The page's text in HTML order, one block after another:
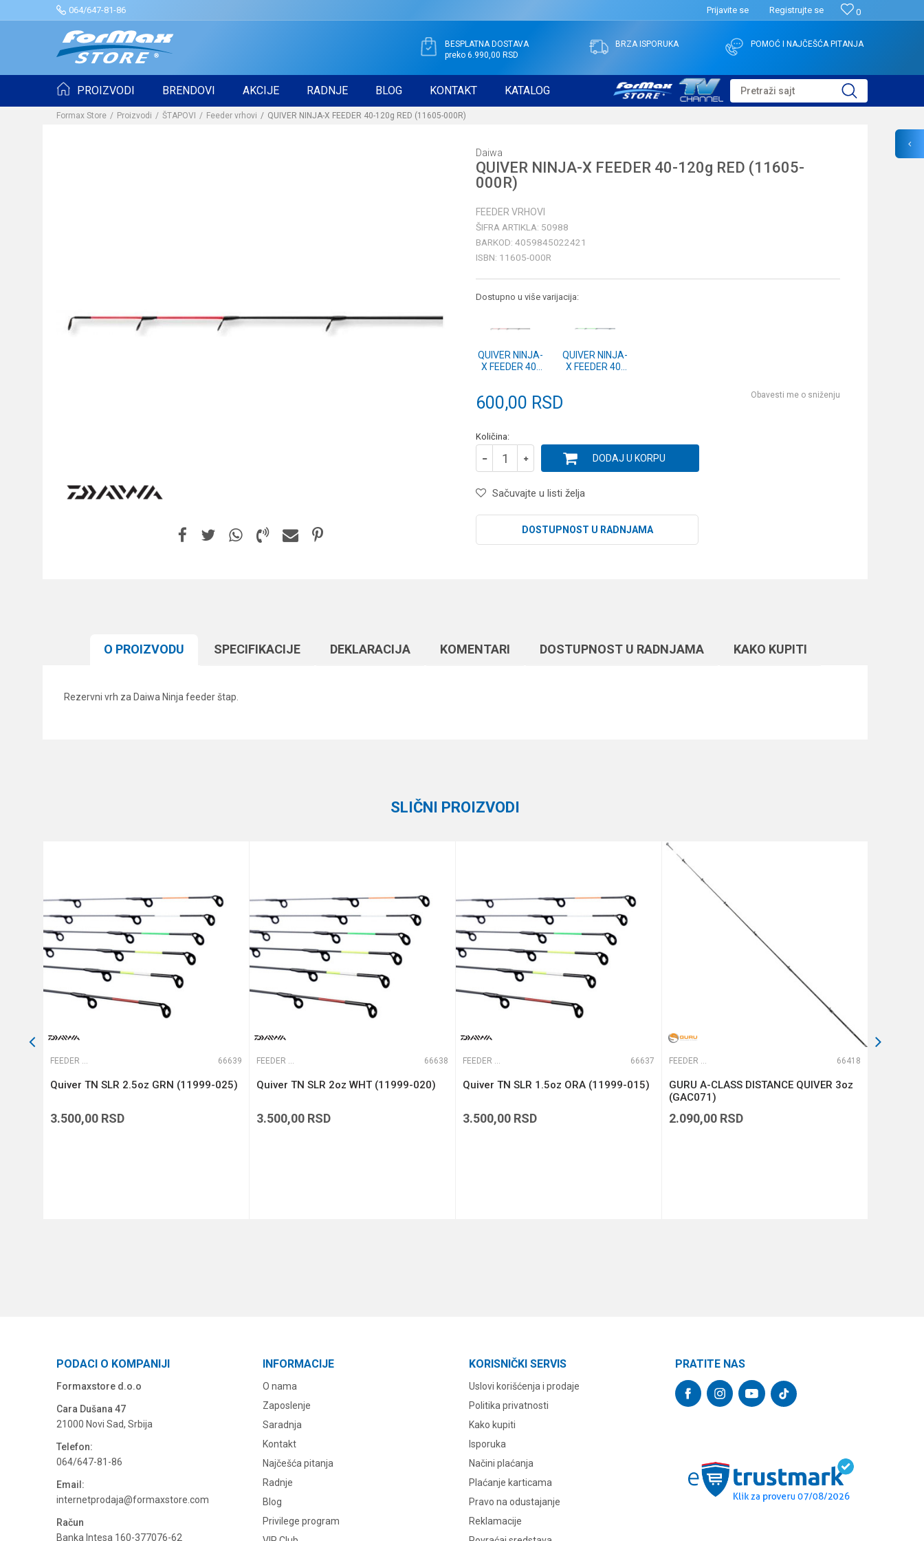
064/647-81-86 0
Prijavite se Registrujte se
BESPLATNA DOSTAVA
preko 6.990,00 RSD
BRZA ISPORUKA POMOĆ I NAJČEŠĆA PITANJA
PROIZVODI BRENDOVI AKCIJE RADNJE BLOG KONTAKT KATALOG Pretraži sajt
Formax Store Proizvodi ŠTAPOVI Feeder vrhovi QUIVER NINJA-X FEEDER 40-120g RED (11605-000R)
Daiwa
QUIVER NINJA-X FEEDER 40-120g RED (11605-
000R)
FEEDER VRHOVI
ŠIFRA ARTIKLA: 50988
BARKOD: 4059845022421
ISBN: 11605-000R
Dostupno u više varijacija:
QUIVER NINJA-
X FEEDER 40-
QUIVER NINJA-
X FEEDER 40-
600,00 RSD Obavesti me o sniženju
Količina:
DODAJ U KORPU
Sačuvajte u listi želja
DOSTUPNOST U RADNJAMA
O PROIZVODU SPECIFIKACIJЕ DEKLARACIJA KOMENTARI DOSTUPNOST U RADNJAMA KAKO KUPITI
Rezervni vrh za Daiwa Ninja feeder štap.
SLIČNI PROIZVODI
FEEDER VRHOVI 66639
Quiver TN SLR 2.5oz GRN (11999-025)
3.500,00 RSD
FEEDER VRHOVI 66638
Quiver TN SLR 2oz WHT (11999-020)
3.500,00 RSD
FEEDER VRHOVI 66637
Quiver TN SLR 1.5oz ORA (11999-015)
3.500,00 RSD
FEEDER VRHOVI 66418
GURU A-CLASS DISTANCE QUIVER 3oz
(GAC071)
2.090,00 RSD
PODACI O KOMPANIJI
Formaxstore d.o.o
Cara Dušana 47
21000 Novi Sad, Srbija
Telefon:
064/647-81-86
Email:
internetprodaja@formaxstore.com
Račun
Banka Intesa 160-377076-62
INFORMACIJE
O nama
Zaposlenje
Saradnja
Kontakt
Najčešća pitanja
Radnje
Blog
Privilege program
KORISNIČKI SERVIS
Uslovi korišćenja i prodaje
Politika privatnosti
Kako kupiti
Isporuka
Načini plaćanja
Plaćanje karticama
Pravo na odustajanje
Reklamacije
PRATITE NAS